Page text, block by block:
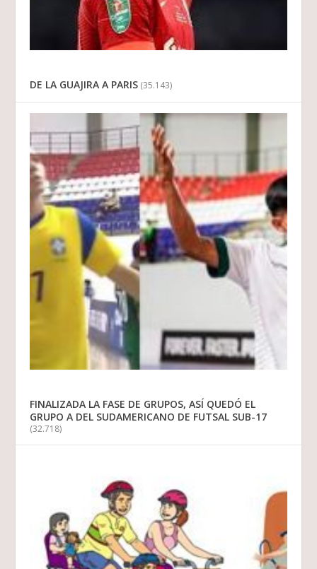
DE LA GUAJIRA A PARIS (35.143)
FINALIZADA LA FASE DE GRUPOS, ASÍ QUEDÓ EL
GRUPO A DEL SUDAMERICANO DE FUTSAL SUB-17
(32.718)